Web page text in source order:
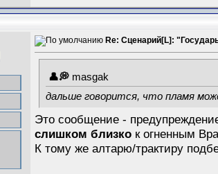
Re: Сценарий[L]:
masgak
дальше говорится, что пламя
Это сообщение -
слишком близко к огненным
К тому же алтарю/трактиру